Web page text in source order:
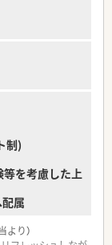
のお買い物のつい
生活シーンに対応
化粧品を専門に扱
た店舗展開をし
ント展開を強化
設店を標準型店舗
を図って参りま
展開しておりま
満足度を誇ってお
貢献活動も活発に
制)
等を考慮した上
属
り）